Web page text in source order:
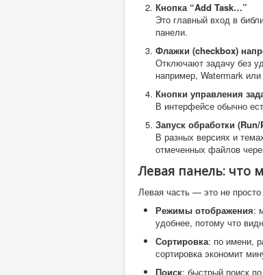
Кнопка “Add Task…”
Это главный вход в
панели.
Флажки (checkbox)
Отключают задачу без
например, Watermark
Кнопки управления
В интерфейсе обычно
Запуск обработки
В разных версиях и
отмеченных файлов
Левая панель: что
Левая часть — это не
Режимы отображения:
удобнее, потому что
Сортировка: по имени,
сортировка экономит
Поиск: быстрый поиск